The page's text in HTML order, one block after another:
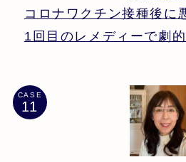
コロナワクチン接種後に
1回目のレメディーで劇
CASE